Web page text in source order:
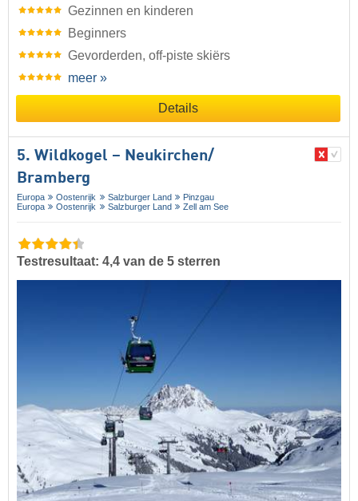
Gezinnen en kinderen
Beginners
Gevorderden, off-piste skiërs
meer »
Details
5. Wildkogel – Neukirchen/​
Bramberg
Europa Oostenrijk Salzburger Land
Pinzgau
Europa
Oostenrijk Salzburger Land Zell am See
Testresultaat: 4,4 van de 5 sterren